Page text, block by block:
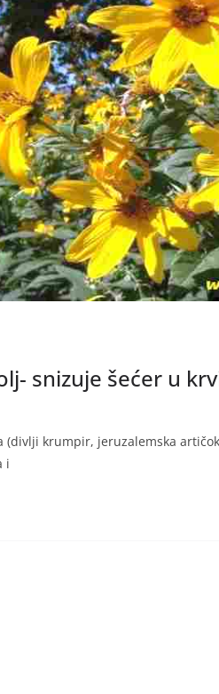
snizuje šećer u
(divlji krumpir, jeruzalemska
i